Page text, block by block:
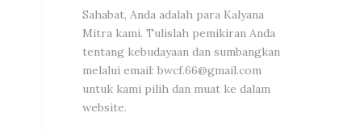
Sahabat, Anda adalah para Kalyana
Mitra kami. Tulislah pemikiran Anda
tentang kebudayaan dan sumbangkan
melalui email: bwcf.66@gmail.com
untuk kami pilih dan muat ke dalam
website.